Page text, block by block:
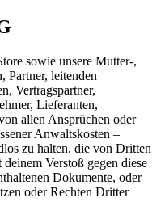
sowie unsere Mutter-,
Partner, leitenden
Vertragspartner,
Lieferanten,
allen Ansprüchen oder
Anwaltskosten –
zu halten, die von Dritten
Verstoß gegen diese
Dokumente, oder
oder Rechten Dritter